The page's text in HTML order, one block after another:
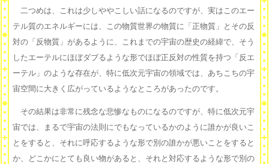
二つめは、これは少しややこしい話になるのですが、実はこのエー
テル質のエネルギーには、この物質世界の物質に「正物質」とその反
対の「反物質」があるように、これまでの宇宙の歴史の経緯で、そう
したエーテルにほぼダブるような形でほぼ正反対の性質を持つ「反エ
ーテル」のような存在が、特に低次元宇宙の領域では、あちこちの宇
宙空間に大きく広がっているようなところがあったのです。
その結果は非常に残念な悲惨なものになるのですが、特に低次元宇
宙では、まるで宇宙の法則にでもなっているかのように誰かが良いこ
とをすると、それに呼応するような形で別の誰かが悪いことをすると
か、どこかにとても良い物があると、それと対応するような形で別の